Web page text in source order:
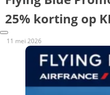
25% korting op
11 mei 2026